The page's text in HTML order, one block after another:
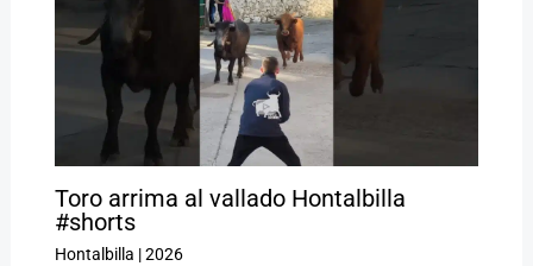
Toro arrima al vallado Hontalbilla
#shorts
Hontalbilla |2026